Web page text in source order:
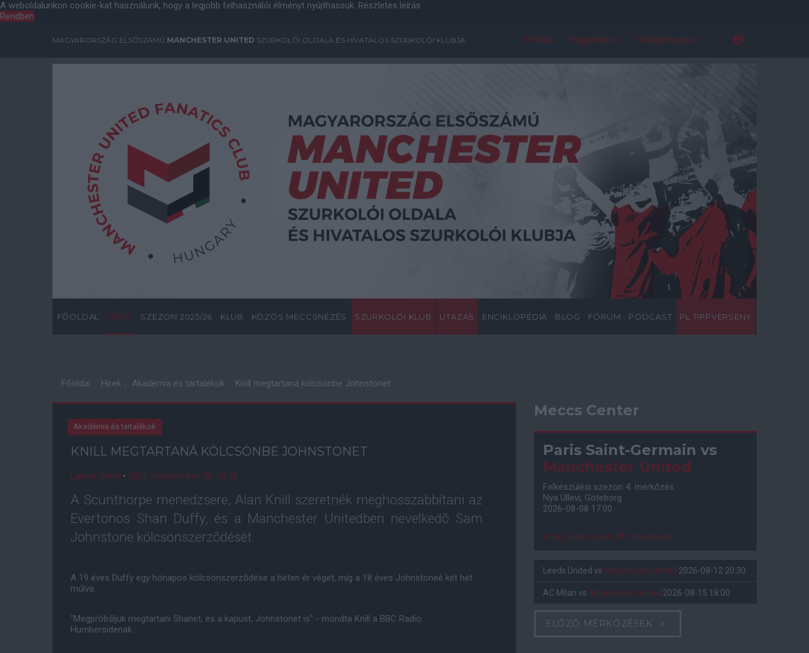
A weboldalunkon cookie-kat használunk, hogy a legjobb felhasználói élményt nyújthassuk. Részletes leírás
Rendben
MAGYARORSZÁG ELSŐSZÁMÚ MANCHESTER UNITED SZURKOLÓI OLDALA ÉS HIVATALOS SZURKOLÓI KLUBJA Főoldal Regisztráció Elfelejtett jelszó
FŐOLDAL HÍREK SZEZON 2025/26 KLUB KÖZÖS MECCSNÉZÉS SZURKOLÓI KLUB UTAZÁS ENCIKLOPÉDIA BLOG FÓRUM PODCAST PL TIPPVERSENY
Főoldal Hírek Akadémia és tartalékok Knill megtartaná kölcsönbe Johnstonet
Akadémia és tartalékok
KNILL MEGTARTANÁ KÖLCSÖNBE JOHNSTONET
Lakner Péter • 2011. szeptember. 28. 10:45
A Scunthorpe menedzsere, Alan Knill szeretnék meghosszabbítani az
Evertonos Shan Duffy, és a Manchester Unitedben nevelkedõ Sam
Johnstone kölcsönszerzõdését.
A 19 éves Duffy egy hónapos kölcsönszerzõdése a héten ér véget, míg a 18 éves Johnstoneé két hét
múlva.
"Megpróbáljuk megtartani Shanet, és a kapust, Johnstonet is" - mondta Knill a BBC Radio
Humbersidenak.
Meccs Center
Paris Saint-Germain vs
Manchester United
Felkészülési szezon 4. mérkőzés
Nya Ullevi, Göteborg
2026-08-08 17:00
0 nap 2 óra 5 perc 29 másodperc
Leeds United vs Manchester United 2026-08-12 20:30
AC Milan vs Manchester United 2026-08-15 18:00
ELŐZŐ MÉRKŐZÉSEK